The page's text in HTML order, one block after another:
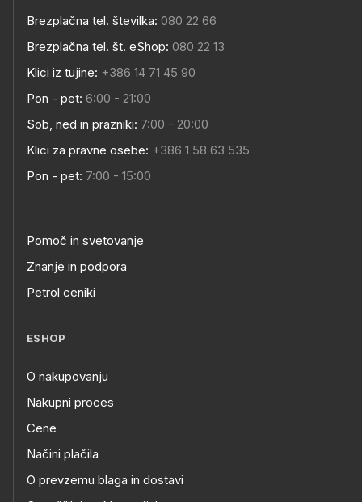
Brezplačna tel. številka: 080 22 66
Brezplačna tel. št. eShop: 080 22 13
Klici iz tujine: +386 14 71 45 90
Pon - pet: 6:00 - 21:00
Sob, ned in prazniki: 7:00 - 20:00
Klici za pravne osebe: +386 1 58 63 535
Pon - pet: 7:00 - 15:00
Pomoč in svetovanje
Znanje in podpora
Petrol ceniki
ESHOP
O nakupovanju
Nakupni proces
Cene
Načini plačila
O prevzemu blaga in dostavi